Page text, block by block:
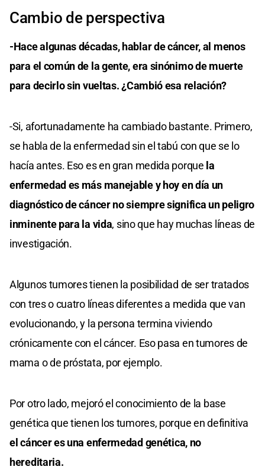
Cambio de perspectiva
-Hace algunas décadas, hablar de cáncer, al menos
para el común de la gente, era sinónimo de muerte
para decirlo sin vueltas. ¿Cambió esa relación?
-Si, afortunadamente ha cambiado bastante. Primero,
se habla de la enfermedad sin el tabú con que se lo
hacía antes. Eso es en gran medida porque la
enfermedad es más manejable y hoy en día un
diagnóstico de cáncer no siempre significa un peligro
inminente para la vida, sino que hay muchas líneas de
investigación.
Algunos tumores tienen la posibilidad de ser tratados
con tres o cuatro líneas diferentes a medida que van
evolucionando, y la persona termina viviendo
crónicamente con el cáncer. Eso pasa en tumores de
mama o de próstata, por ejemplo.
Por otro lado, mejoró el conocimiento de la base
genética que tienen los tumores, porque en definitiva
el cáncer es una enfermedad genética, no
hereditaria.